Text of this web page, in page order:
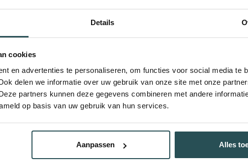
Details
cookies
en advertenties te personaliseren, om functies voor social media te
delen we informatie over uw gebruik van onze site met onze
partners kunnen deze gegevens combineren met andere
op basis van uw gebruik van hun services.
Aanpassen Alles